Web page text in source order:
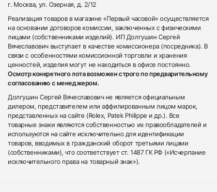
г. Москва, ул. Озерная, д. 2/12
Реализация товаров в магазине «Первый часовой» осуществляется
на основании договоров комиссии, заключенных с физическими
лицами (собственниками изделий). ИП Долгушин Сергей
Вячеславович выступает в качестве комиссионера (посредника). В
связи с особенностями комиссионной торговли и хранения
ценностей, изделия могут не находиться в офисе постоянно.
Осмотр конкретного лота возможен строго по предварительному
согласованию с менеджером.
Долгушин Сергей Вячеславович не является официальным
дилером, представителем или аффилированным лицом марок,
представленных на сайте (Rolex, Patek Philippe и др.). Все
товарные знаки являются собственностью их правообладателей и
используются на сайте исключительно для идентификации
товаров, вводимых в гражданский оборот третьими лицами
(собственниками), что соответствует ст. 1487 ГК РФ («Исчерпание
исключительного права на товарный знак»).